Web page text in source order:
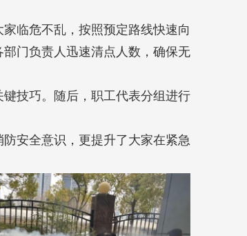
临危不乱，按照预定路线快速向
门负责人迅速清点人数，确保无
技巧。随后，职工代表分组进行
安全意识，更提升了大家在紧急